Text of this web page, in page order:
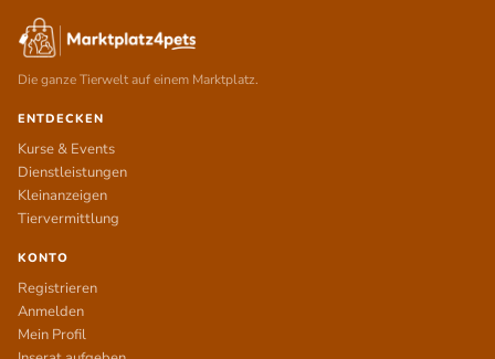
Die ganze Tierwelt auf einem Marktplatz.
ENTDECKEN
Kurse & Events
Dienstleistungen
Kleinanzeigen
Tiervermittlung
KONTO
Registrieren
Anmelden
Mein Profil